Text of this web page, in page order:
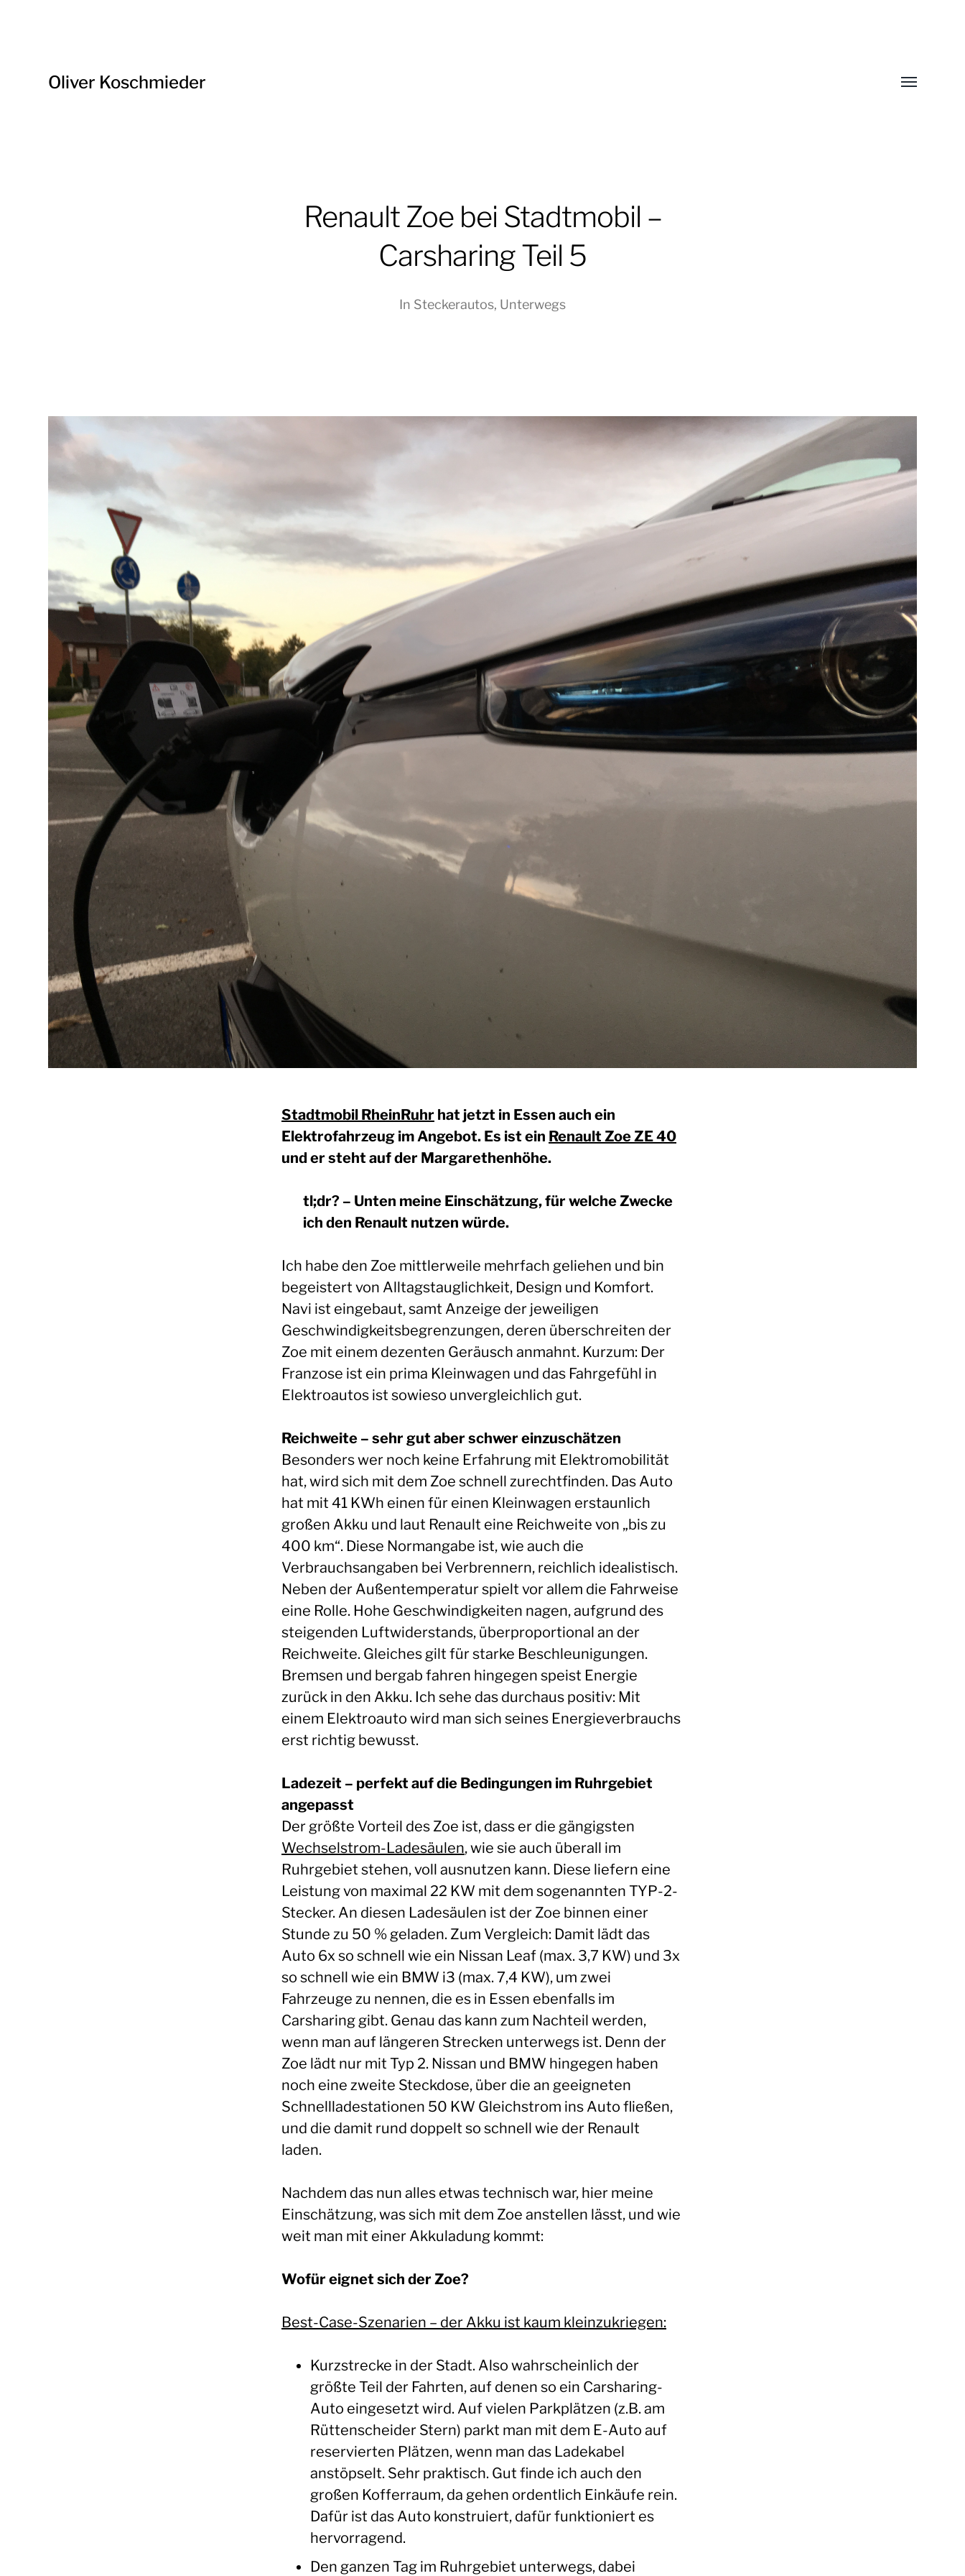
Oliver Koschmieder
Menü
Renault Zoe bei Stadtmobil –
Carsharing Teil 5
In Steckerautos, Unterwegs
Stadtmobil RheinRuhr hat jetzt in Essen auch ein
Elektrofahrzeug im Angebot. Es ist ein Renault Zoe ZE 40
und er steht auf der Margarethenhöhe.
tl;dr? – Unten meine Einschätzung, für welche Zwecke
ich den Renault nutzen würde.
Ich habe den Zoe mittlerweile mehrfach geliehen und bin
begeistert von Alltagstauglichkeit, Design und Komfort.
Navi ist eingebaut, samt Anzeige der jeweiligen
Geschwindigkeitsbegrenzungen, deren überschreiten der
Zoe mit einem dezenten Geräusch anmahnt. Kurzum: Der
Franzose ist ein prima Kleinwagen und das Fahrgefühl in
Elektroautos ist sowieso unvergleichlich gut.
Reichweite – sehr gut aber schwer einzuschätzen
Besonders wer noch keine Erfahrung mit Elektromobilität
hat, wird sich mit dem Zoe schnell zurechtfinden. Das Auto
hat mit 41 KWh einen für einen Kleinwagen erstaunlich
großen Akku und laut Renault eine Reichweite von „bis zu
400 km“. Diese Normangabe ist, wie auch die
Verbrauchsangaben bei Verbrennern, reichlich idealistisch.
Neben der Außentemperatur spielt vor allem die Fahrweise
eine Rolle. Hohe Geschwindigkeiten nagen, aufgrund des
steigenden Luftwiderstands, überproportional an der
Reichweite. Gleiches gilt für starke Beschleunigungen.
Bremsen und bergab fahren hingegen speist Energie
zurück in den Akku. Ich sehe das durchaus positiv: Mit
einem Elektroauto wird man sich seines Energieverbrauchs
erst richtig bewusst.
Ladezeit – perfekt auf die Bedingungen im Ruhrgebiet
angepasst
Der größte Vorteil des Zoe ist, dass er die gängigsten
Wechselstrom-Ladesäulen, wie sie auch überall im
Ruhrgebiet stehen, voll ausnutzen kann. Diese liefern eine
Leistung von maximal 22 KW mit dem sogenannten TYP-2-
Stecker. An diesen Ladesäulen ist der Zoe binnen einer
Stunde zu 50 % geladen. Zum Vergleich: Damit lädt das
Auto 6x so schnell wie ein Nissan Leaf (max. 3,7 KW) und 3x
so schnell wie ein BMW i3 (max. 7,4 KW), um zwei
Fahrzeuge zu nennen, die es in Essen ebenfalls im
Carsharing gibt. Genau das kann zum Nachteil werden,
wenn man auf längeren Strecken unterwegs ist. Denn der
Zoe lädt nur mit Typ 2. Nissan und BMW hingegen haben
noch eine zweite Steckdose, über die an geeigneten
Schnellladestationen 50 KW Gleichstrom ins Auto fließen,
und die damit rund doppelt so schnell wie der Renault
laden.
Nachdem das nun alles etwas technisch war, hier meine
Einschätzung, was sich mit dem Zoe anstellen lässt, und wie
weit man mit einer Akkuladung kommt:
Wofür eignet sich der Zoe?
Best-Case-Szenarien – der Akku ist kaum kleinzukriegen:
Kurzstrecke in der Stadt. Also wahrscheinlich der
größte Teil der Fahrten, auf denen so ein Carsharing-
Auto eingesetzt wird. Auf vielen Parkplätzen (z.B. am
Rüttenscheider Stern) parkt man mit dem E-Auto auf
reservierten Plätzen, wenn man das Ladekabel
anstöpselt. Sehr praktisch. Gut finde ich auch den
großen Kofferraum, da gehen ordentlich Einkäufe rein.
Dafür ist das Auto konstruiert, dafür funktioniert es
hervorragend.
Den ganzen Tag im Ruhrgebiet unterwegs, dabei